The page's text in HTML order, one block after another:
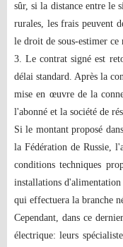
sûr, si la distance entre le
rurales, les frais peuvent
le droit de sous-estimer ce
3. Le contrat signé est
délai standard. Après la
mise en œuvre de la
l'abonné et la société de
Si le montant proposé
la Fédération de Russie,
conditions techniques
installations d'alimentation
qui effectuera la branche
Cependant, dans ce
électrique: leurs